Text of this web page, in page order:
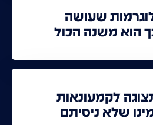
שעושה
הוא משנה הכול
לקמעונאות
שלא ניסיתם